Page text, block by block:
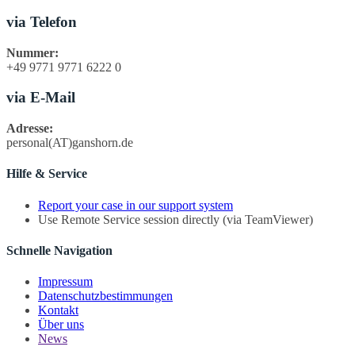
via Telefon
Nummer:
+49 9771 9771 6222 0
via E-Mail
Adresse:
personal(AT)ganshorn.de
Hilfe & Service
Report your case in our support system
Use Remote Service session directly (via TeamViewer)
Schnelle Navigation
Impressum
Datenschutzbestimmungen
Kontakt
Über uns
News